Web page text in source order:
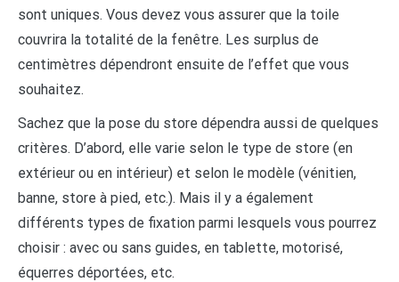
sont uniques. Vous devez vous assurer que la toile
couvrira la totalité de la fenêtre. Les surplus de
centimètres dépendront ensuite de l’effet que vous
souhaitez.
Sachez que la pose du store dépendra aussi de quelques
critères. D’abord, elle varie selon le type de store (en
extérieur ou en intérieur) et selon le modèle (vénitien,
banne, store à pied, etc.). Mais il y a également
différents types de fixation parmi lesquels vous pourrez
choisir : avec ou sans guides, en tablette, motorisé,
équerres déportées, etc.